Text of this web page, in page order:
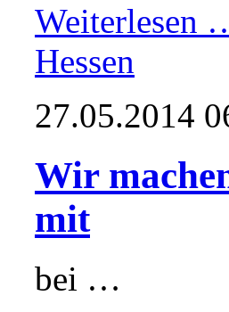
Weiterlesen
Hessen
27.05.2014
Wir
mit
bei …